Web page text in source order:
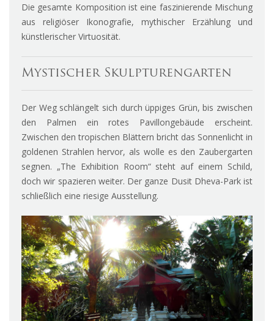
Die gesamte Komposition ist eine faszinierende Mischung
aus religiöser Ikonografie, mythischer Erzählung und
künstlerischer Virtuosität.
Mystischer Skulpturengarten
Der Weg schlängelt sich durch üppiges Grün, bis zwischen
den Palmen ein rotes Pavillongebäude erscheint.
Zwischen den tropischen Blättern bricht das Sonnenlicht in
goldenen Strahlen hervor, als wolle es den Zaubergarten
segnen. „The Exhibition Room“ steht auf einem Schild,
doch wir spazieren weiter. Der ganze Dusit Dheva-Park ist
schließlich eine riesige Ausstellung.